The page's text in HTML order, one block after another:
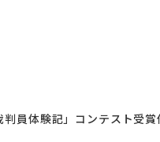
員体験記」コンテスト受